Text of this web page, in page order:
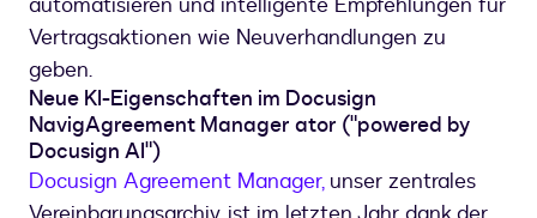
Vertragsaktionen wie Neuverhandlungen zu
geben.
Neue KI-Eigenschaften im Docusign
NavigAgreement Manager ator ("powered by
Docusign AI")
Docusign Agreement Manager,unser zentrales